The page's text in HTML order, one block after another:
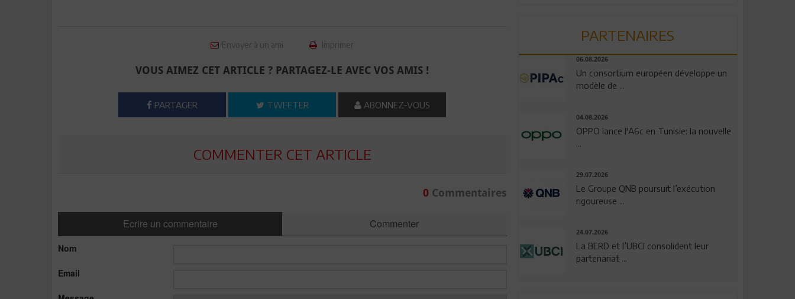
Envoyer à un ami Imprimer
VOUS AIMEZ CET ARTICLE ? PARTAGEZ-LE AVEC VOS AMIS !
PARTAGER TWEETER ABONNEZ-VOUS
COMMENTER CET ARTICLE
0Commentaires
Ecrire un commentaire Commenter
Nom
Email
PARTENAIRES
06.08.2026
Un consortium européen développe un
modèle de ...
04.08.2026
OPPO lance l'A6c en Tunisie: la nouvelle
...
29.07.2026
Le Groupe QNB poursuit l’exécution
rigoureuse ...
24.07.2026
La BERD et l’UBCI consolident leur
partenariat ...